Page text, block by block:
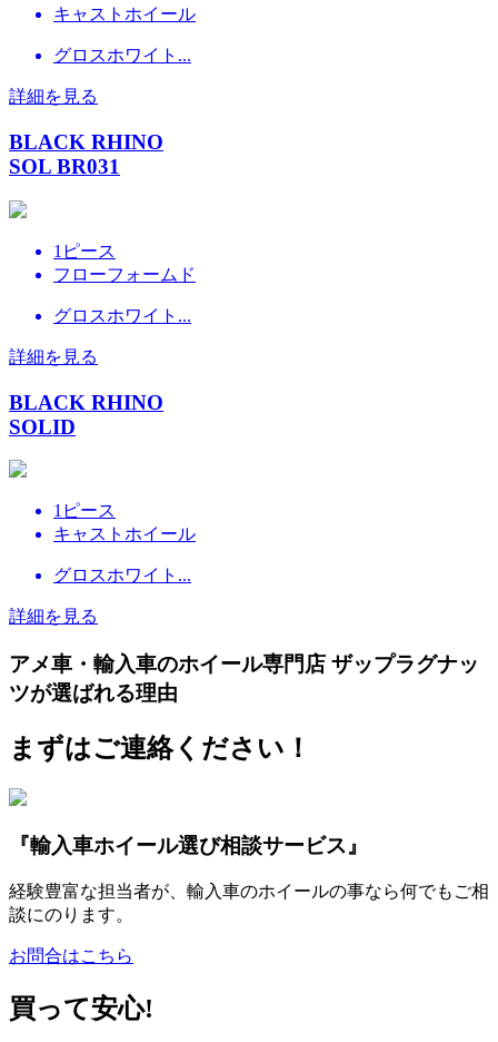
キャストホイール
グロスホワイト...
詳細を見る
BLACK RHINO
SOL BR031
1ピース
フローフォームド
グロスホワイト...
詳細を見る
BLACK RHINO
SOLID
1ピース
キャストホイール
グロスホワイト...
詳細を見る
アメ車・輸入車のホイール専門店 ザップラグナッ
ツが選ばれる理由
まずはご連絡ください！
『輸入車ホイール選び相談サービス』
経験豊富な担当者が、輸入車のホイールの事なら何でもご相
談にのります。
お問合はこちら
買って安心!